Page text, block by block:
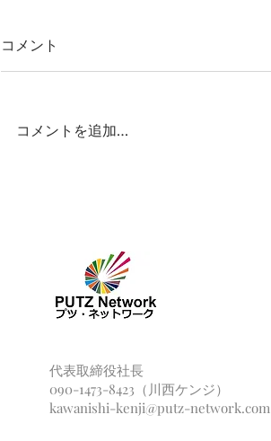
コメント
コメントを追加…
代表取締役社長
090-1473-8423（川西ケンジ）
kawanishi-kenji@putz-network.com